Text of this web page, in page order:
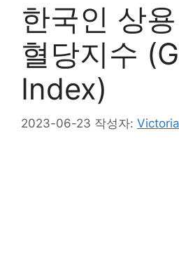
한국인 상
혈당지수
Index)
2023-06-23 작성자: